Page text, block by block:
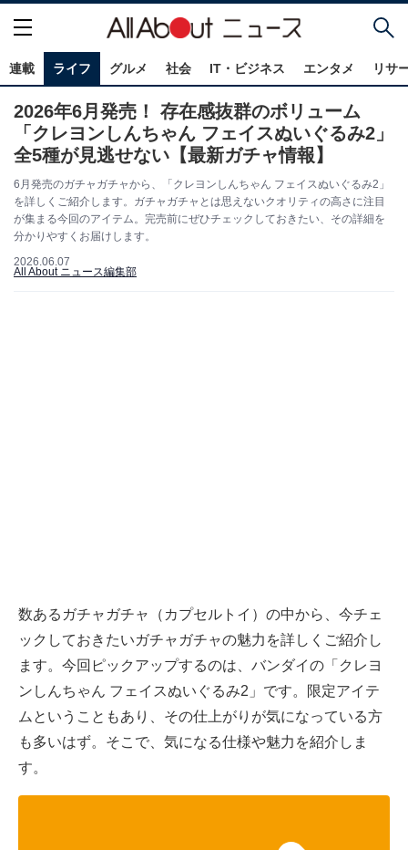
連載 ライフ グルメ 社会 IT・ビジネス エンタメ リサ
2026年6月発売！ 存在感抜群のボリューム
「クレヨンしんちゃん フェイスぬいぐるみ2」
全5種が見逃せない【最新ガチャ情報】
6月発売のガチャガチャから、「クレヨンしんちゃん フェイスぬいぐるみ2」
を詳しくご紹介します。ガチャガチャとは思えないクオリティの高さに注目
が集まる今回のアイテム。完売前にぜひチェックしておきたい、その詳細を
分かりやすくお届けします。
2026.06.07
All About ニュース編集部
数あるガチャガチャ（カプセルトイ）の中から、今チェ
ックしておきたいガチャガチャの魅力を詳しくご紹介し
ます。今回ピックアップするのは、バンダイの「クレヨ
ンしんちゃん フェイスぬいぐるみ2」です。限定アイテ
ムということもあり、その仕上がりが気になっている方
も多いはず。そこで、気になる仕様や魅力を紹介しま
す。